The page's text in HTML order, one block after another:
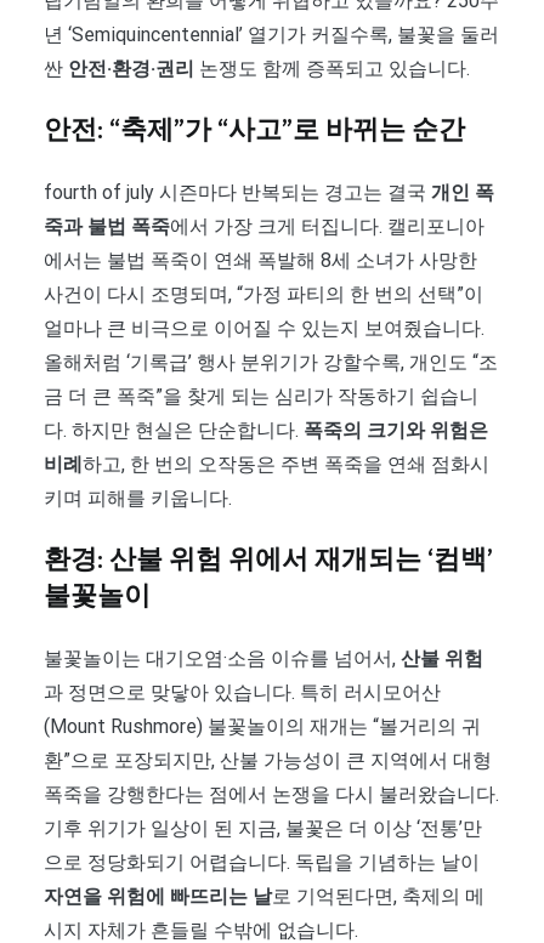
년 ‘Semiquincentennial’ 열기가 커질수록, 불꽃을 둘러
싼 안전·환경·권리 논쟁도 함께 증폭되고 있습니다.
안전: “축제”가 “사고”로 바뀌는 순간
fourth of july 시즌마다 반복되는 경고는 결국 개인 폭
죽과 불법 폭죽에서 가장 크게 터집니다. 캘리포니아
에서는 불법 폭죽이 연쇄 폭발해 8세 소녀가 사망한
사건이 다시 조명되며, “가정 파티의 한 번의 선택”이
얼마나 큰 비극으로 이어질 수 있는지 보여줬습니다.
올해처럼 ‘기록급’ 행사 분위기가 강할수록, 개인도 “조
금 더 큰 폭죽”을 찾게 되는 심리가 작동하기 쉽습니
다. 하지만 현실은 단순합니다. 폭죽의 크기와 위험은
비례하고, 한 번의 오작동은 주변 폭죽을 연쇄 점화시
키며 피해를 키웁니다.
환경: 산불 위험 위에서 재개되는 ‘컴백’
불꽃놀이
불꽃놀이는 대기오염·소음 이슈를 넘어서, 산불 위험
과 정면으로 맞닿아 있습니다. 특히 러시모어산
(Mount Rushmore) 불꽃놀이의 재개는 “볼거리의 귀
환”으로 포장되지만, 산불 가능성이 큰 지역에서 대형
폭죽을 강행한다는 점에서 논쟁을 다시 불러왔습니다.
기후 위기가 일상이 된 지금, 불꽃은 더 이상 ‘전통’만
으로 정당화되기 어렵습니다. 독립을 기념하는 날이
자연을 위험에 빠뜨리는 날로 기억된다면, 축제의 메
시지 자체가 흔들릴 수밖에 없습니다.